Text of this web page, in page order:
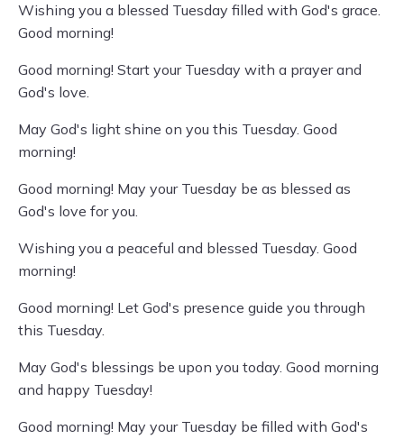
Wishing you a blessed Tuesday filled with God's grace.
Good morning!
Good morning! Start your Tuesday with a prayer and
God's love.
May God's light shine on you this Tuesday. Good
morning!
Good morning! May your Tuesday be as blessed as
God's love for you.
Wishing you a peaceful and blessed Tuesday. Good
morning!
Good morning! Let God's presence guide you through
this Tuesday.
May God's blessings be upon you today. Good morning
and happy Tuesday!
Good morning! May your Tuesday be filled with God's